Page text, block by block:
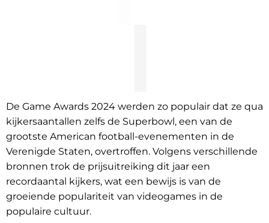
De Game Awards 2024 werden zo populair dat ze qua
kijkersaantallen zelfs de Superbowl, een van de
grootste American football-evenementen in de
Verenigde Staten, overtroffen. Volgens verschillende
bronnen trok de prijsuitreiking dit jaar een
recordaantal kijkers, wat een bewijs is van de
groeiende populariteit van videogames in de
populaire cultuur.